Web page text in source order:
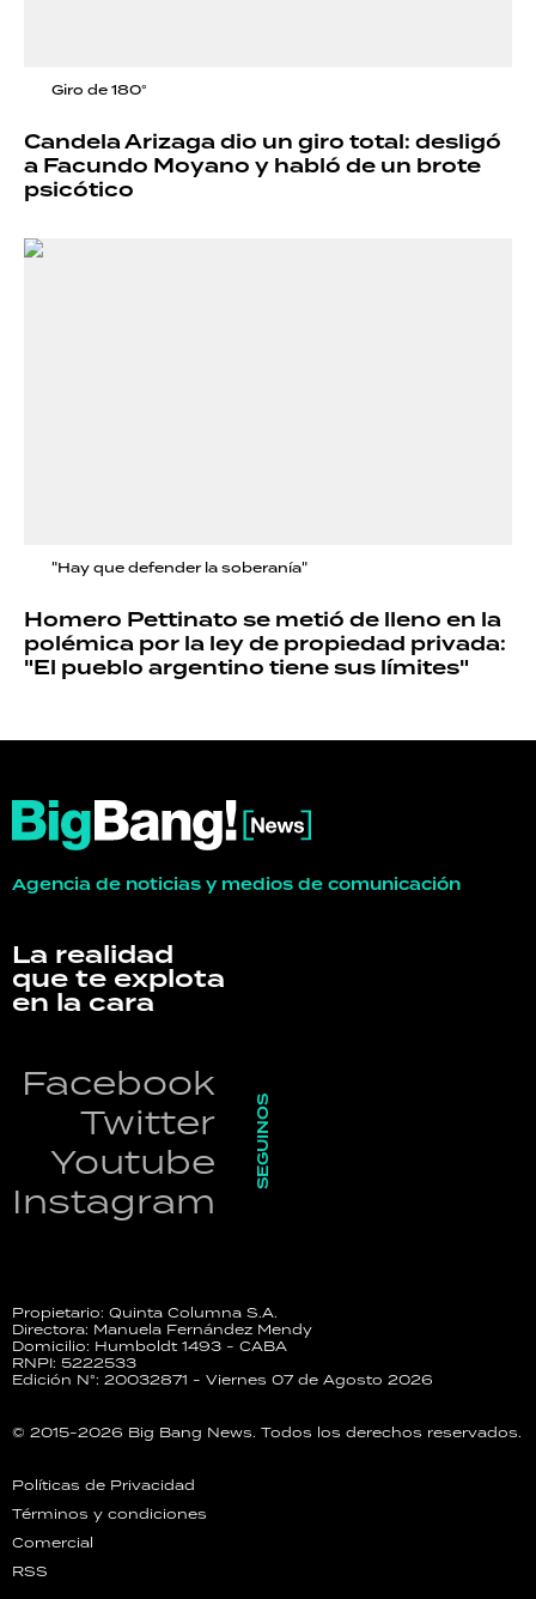
Giro de 180°
Candela Arizaga dio un giro total: desligó
a Facundo Moyano y habló de un brote
psicótico
"Hay que defender la soberanía"
Homero Pettinato se metió de lleno en la
polémica por la ley de propiedad privada:
"El pueblo argentino tiene sus límites"
Agencia de noticias y medios de comunicación
La realidad
que te explota
en la cara
Facebook
Twitter
Youtube
Instagram
SEGUINOS
Propietario: Quinta Columna S.A.
Directora: Manuela Fernández Mendy
Domicilio: Humboldt 1493 - CABA
RNPI: 5222533
Edición N°: 20032871 - Viernes 07 de Agosto 2026
© 2015-2026 Big Bang News. Todos los derechos reservados.
Políticas de Privacidad
Términos y condiciones
Comercial
RSS